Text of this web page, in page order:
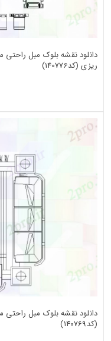
ریزی (کد140776)
(کد140769)